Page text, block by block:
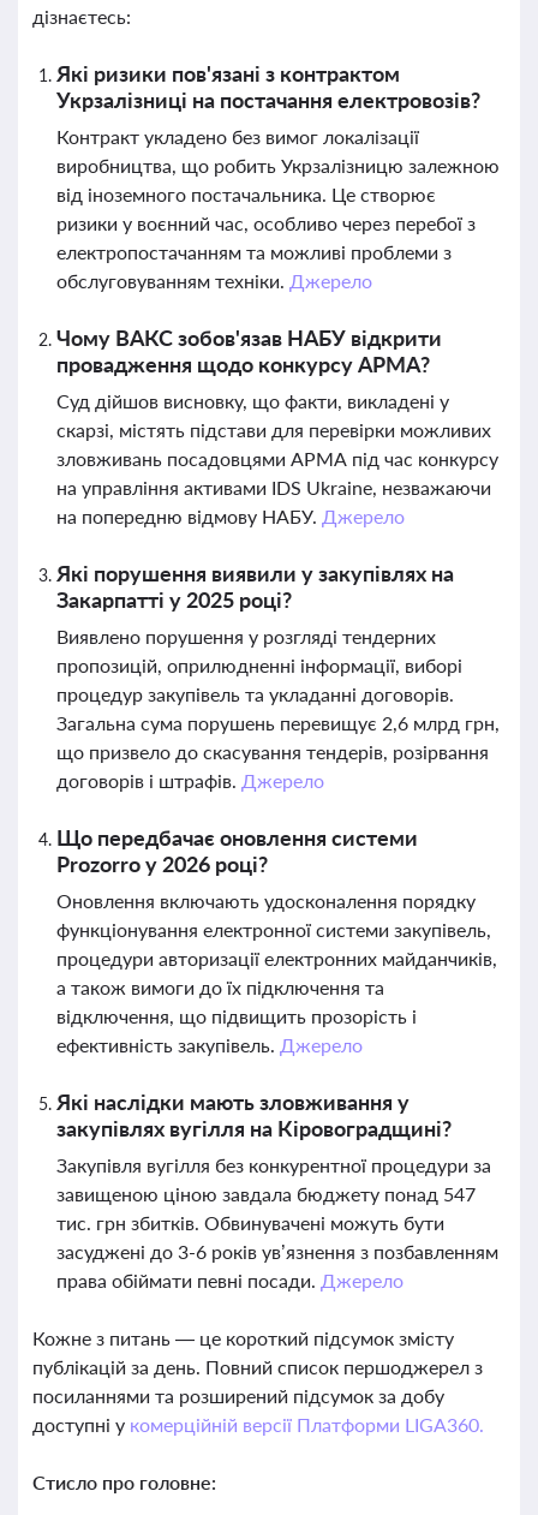
дізнаєтесь:
Які ризики пов'язані з контрактом
Укрзалізниці на постачання електровозів?
Контракт укладено без вимог локалізації
виробництва, що робить Укрзалізницю залежною
від іноземного постачальника. Це створює
ризики у воєнний час, особливо через перебої з
електропостачанням та можливі проблеми з
обслуговуванням техніки. Джерело
Чому ВАКС зобов'язав НАБУ відкрити
провадження щодо конкурсу АРМА?
Суд дійшов висновку, що факти, викладені у
скарзі, містять підстави для перевірки можливих
зловживань посадовцями АРМА під час конкурсу
на управління активами IDS Ukraine, незважаючи
на попередню відмову НАБУ. Джерело
Які порушення виявили у закупівлях на
Закарпатті у 2025 році?
Виявлено порушення у розгляді тендерних
пропозицій, оприлюдненні інформації, виборі
процедур закупівель та укладанні договорів.
Загальна сума порушень перевищує 2,6 млрд грн,
що призвело до скасування тендерів, розірвання
договорів і штрафів. Джерело
Що передбачає оновлення системи
Prozorro у 2026 році?
Оновлення включають удосконалення порядку
функціонування електронної системи закупівель,
процедури авторизації електронних майданчиків,
а також вимоги до їх підключення та
відключення, що підвищить прозорість і
ефективність закупівель. Джерело
Які наслідки мають зловживання у
закупівлях вугілля на Кіровоградщині?
Закупівля вугілля без конкурентної процедури за
завищеною ціною завдала бюджету понад 547
тис. грн збитків. Обвинувачені можуть бути
засуджені до 3-6 років ув’язнення з позбавленням
права обіймати певні посади. Джерело
Кожне з питань — це короткий підсумок змісту
публікацій за день. Повний список першоджерел з
посиланнями та розширений підсумок за добу
доступні у комерційній версії Платформи LIGA360.
Стисло про головне: